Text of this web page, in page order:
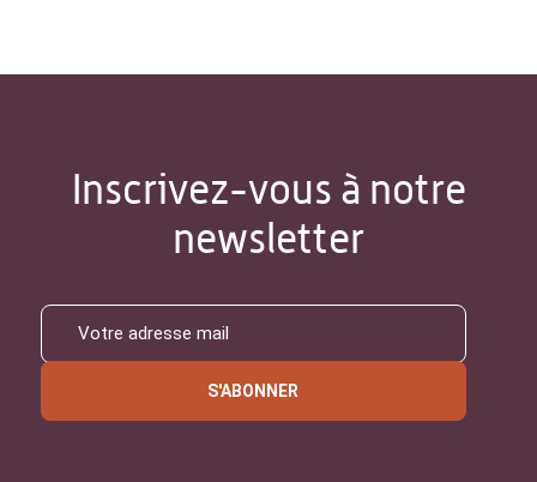
Inscrivez-vous à notre
newsletter
S'ABONNER